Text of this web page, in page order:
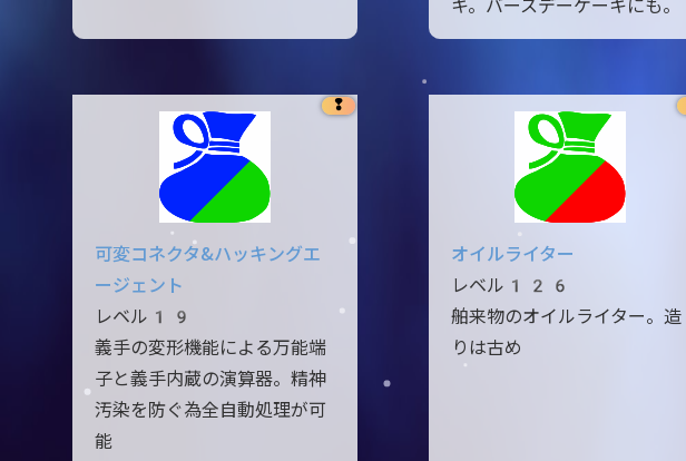
キ。バースデーケーキにも。
❢
可変コネクタ&ハッキングエ
ージェント
レベル19
義手の変形機能による万能端
子と義手内蔵の演算器。精神
汚染を防ぐ為全自動処理が可
能
オイルライター
レベル126
舶来物のオイルライター。造
りは古め